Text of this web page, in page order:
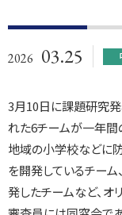
2026 03.25
3月10日に課題研究発
れた6チームが一年間
地域の小学校などに
を開発しているチー
発したチームなど、オ